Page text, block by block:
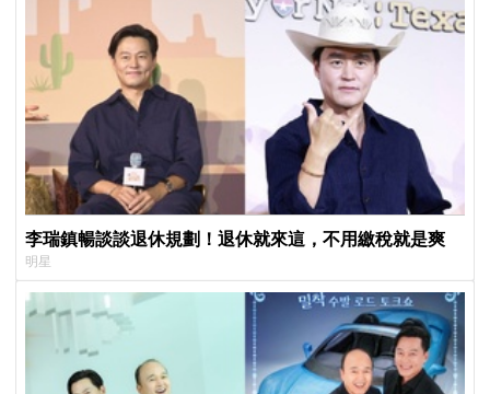
李瑞鎮暢談談退休規劃！退休就來這，不用繳稅就是爽
明星